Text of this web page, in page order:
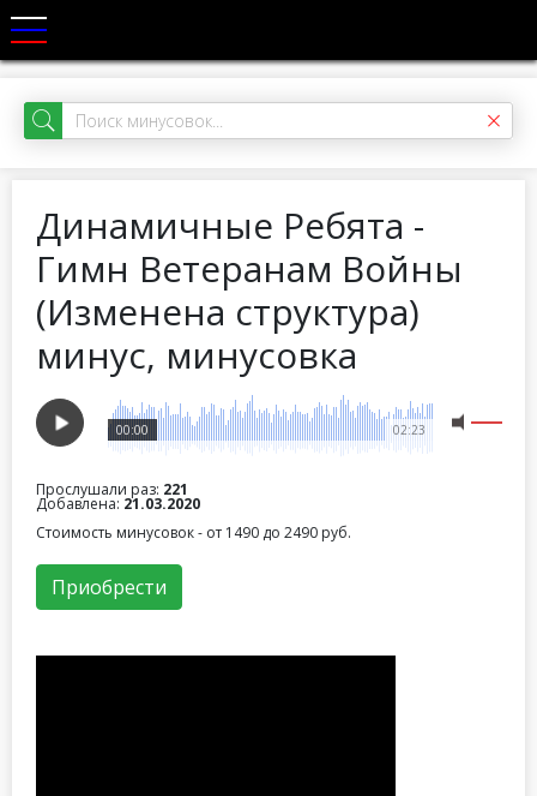
Динамичные Ребята -
Гимн Ветеранам Войны
(Изменена структура)
минус, минусовка
02:23
00:00
Прослушали раз: 221
Добавлена: 21.03.2020
Стоимость минусовок - от 1490 до 2490 руб.
Приобрести